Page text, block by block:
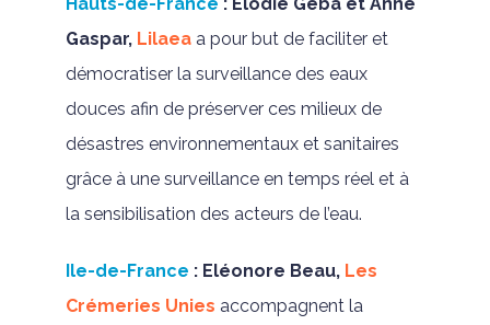
Gaspar, Lilaeaa pour but de faciliter et
démocratiser la surveillance des eaux
douces afin de préserver ces milieux de
désastres environnementaux et sanitaires
grâce à une surveillance en temps réel et à
la sensibilisation des acteurs de l’eau.
Ile-de-France : Eléonore Beau, Les
Crémeries Unies accompagnent la